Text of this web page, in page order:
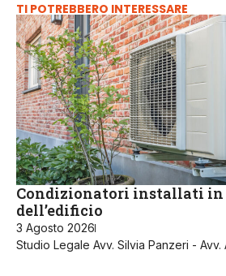
TI POTREBBERO INTERESSARE
Condizionatori installati
dell’edificio
3 Agosto 2026
Studio Legale Avv. Silvia Panzeri - Avv.